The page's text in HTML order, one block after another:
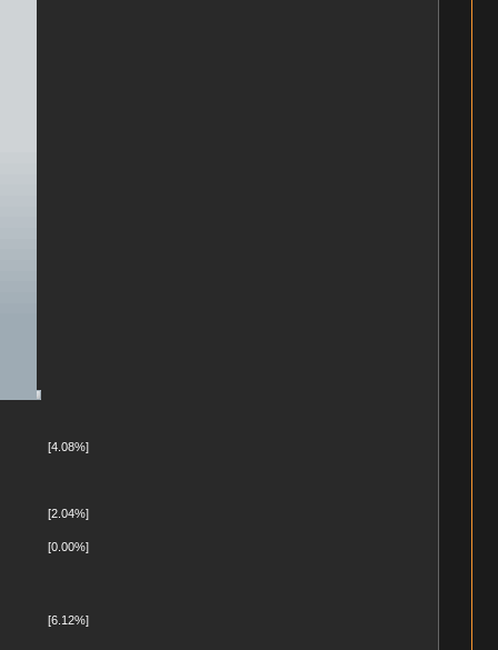
[4.08%]
[2.04%]
[0.00%]
[6.12%]